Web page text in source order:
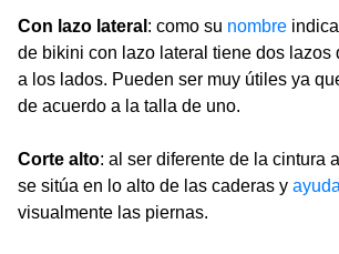
Con lazo lateral : como su nombre
de bikini con lazo lateral tiene dos lazos
a los lados. Pueden ser muy útiles ya
de acuerdo a la talla de uno.
Corte alto: al ser diferente de la cintura
se sitúa en lo alto de las caderas y ayuda
visualmente las piernas.